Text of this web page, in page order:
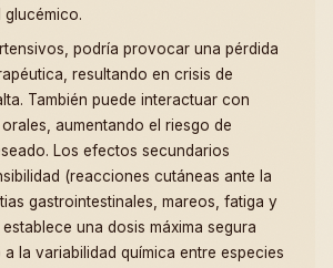
podría provocar una pérdida
resultando en crisis de
También puede interactuar con
aumentando el riesgo de
Los efectos secundarios
(reacciones cutáneas ante la
gastrointestinales, mareos, fatiga y
una dosis máxima segura
la variabilidad química entre especies